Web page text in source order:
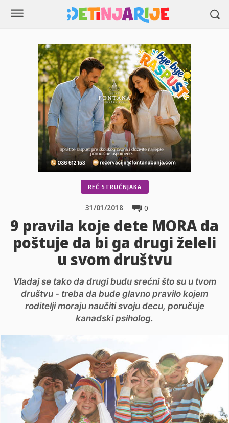
REČ STRUČNJAKA
0
31/01/2018
9 pravila koje dete MORA da
poštuje da bi ga drugi želeli
u svom društvu
Vladaj se tako da drugi budu srećni što su u tvom
društvu - treba da bude glavno pravilo kojem
roditelji moraju naučiti svoju decu, poručuje
kanadski psiholog.